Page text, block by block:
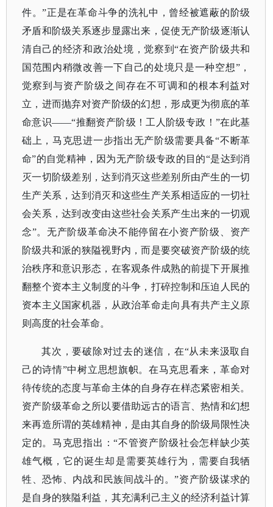
件。”正是在革命斗争的洗礼中，曾经被遮蔽的阶级
矛盾和阶级关系逐步显露出来，促使无产阶级逐渐认
清自己的经济和政治处境，觉察到“在资产阶级共和
国范围内稍微改善一下自己的处境只是一种空想”，
觉察到与资产阶级之间存在不可调和的根本利益对
立，进而抛弃对资产阶级的幻想，形成更为彻底的革
命意识——“推翻资产阶级！工人阶级专政！”在此基
础上，马克思进一步指出无产阶级需要具备“不断革
命”的自觉精神，因为无产阶级专政的目的“是达到消
灭一切阶级差别，达到消灭这些差别所由产生的一切
生产关系，达到消灭和这些生产关系相适应的一切社
会关系，达到改变由这些社会关系产生出来的一切观
念”。无产阶级革命决不能停留在小资产阶级、资产
阶级共和派的狭隘视野内，而是要突破资产阶级的统
治秩序和意识形态，在客观条件成熟的前提下开展推
翻整个资本主义制度的斗争，打碎控制和压迫人民的
资本主义国家机器，从政治革命走向具有共产主义原
则高度的社会革命。
其次，要破除对过去的迷信，在“从未来汲取自
己的诗情”中树立思想旗帜。在马克思看来，革命对
待传统的态度与革命主体的自身存在样态紧密相关。
资产阶级革命之所以要借助远古的语言、热情和幻想
来再造所谓的英雄精神，是由其自身的阶级局限性决
定的。马克思指出：“不管资产阶级社会怎样缺少英
雄气概，它的诞生却是需要英雄行为，需要自我牺
牲、恐怖、内战和民族间战斗的。”资产阶级谋求的
是自身的狭隘利益，其充满利己主义的经济利益计算